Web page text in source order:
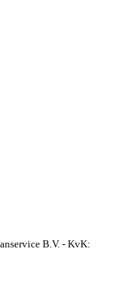
B.V. - KvK: